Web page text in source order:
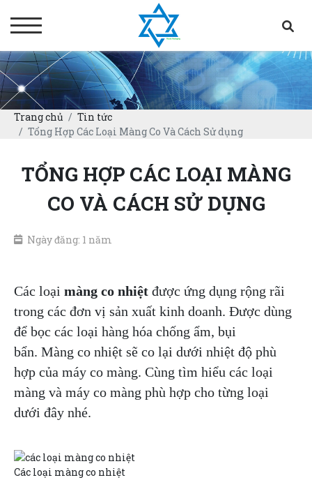
Trang chủ
Tin tức
Tổng Hợp Các Loại Màng Co Và Cách Sử dụng
TỔNG HỢP CÁC LOẠI MÀNG
CO VÀ CÁCH SỬ DỤNG
Ngày đăng: 1 năm
Các loại màng co nhiệt được ứng dụng rộng rãi
trong các đơn vị sản xuất kinh doanh. Được dùng
để bọc các loại hàng hóa chống ẩm, bụi
bẩn. Màng co nhiệt sẽ co lại dưới nhiệt độ phù
hợp của máy co màng. Cùng tìm hiểu các loại
màng và máy co màng phù hợp cho từng loại
dưới đây nhé.
Các loại màng co nhiệt